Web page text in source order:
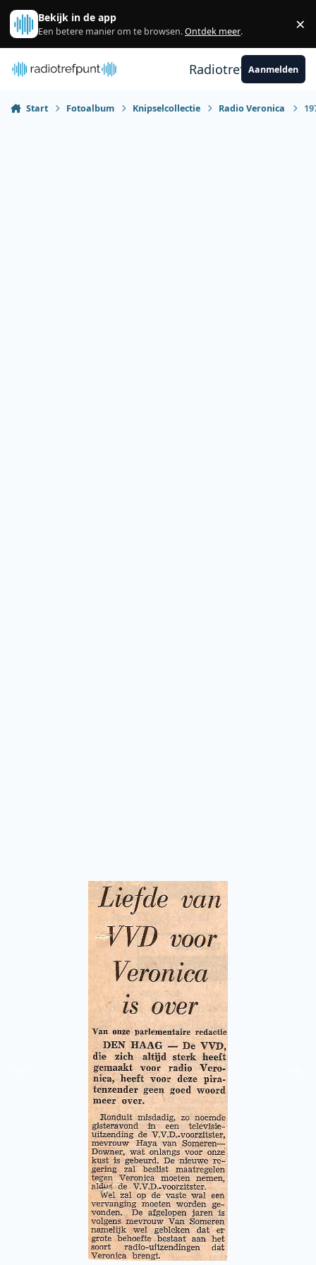
Spring naar bijdragen
Bekijk in de app
Een betere manier om te browsen.Ontdek meer. ×
RadiotrefpuntAanmelden
Start Fotoalbum Knipselcollectie Radio Veronica